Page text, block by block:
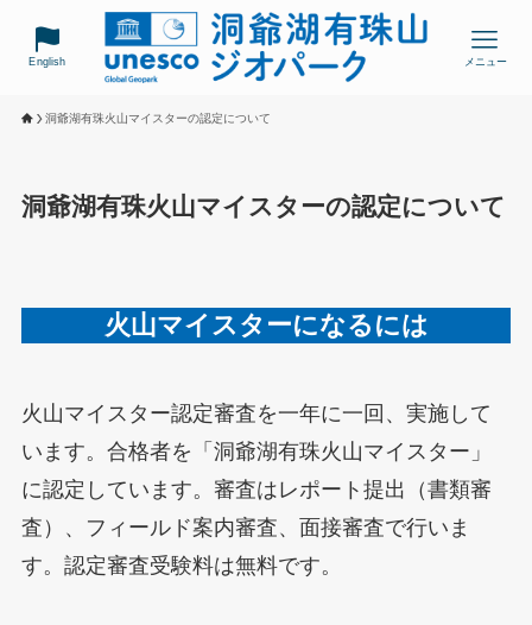
English メニュー
洞爺湖有珠火山マイスターの認定について
洞爺湖有珠火山マイスターの認定について
火山マイスターになるには
火山マイスター認定審査を一年に一回、実施して
います。合格者を「洞爺湖有珠火山マイスター」
に認定しています。審査はレポート提出（書類審
査）、フィールド案内審査、面接審査で行いま
す。認定審査受験料は無料です。